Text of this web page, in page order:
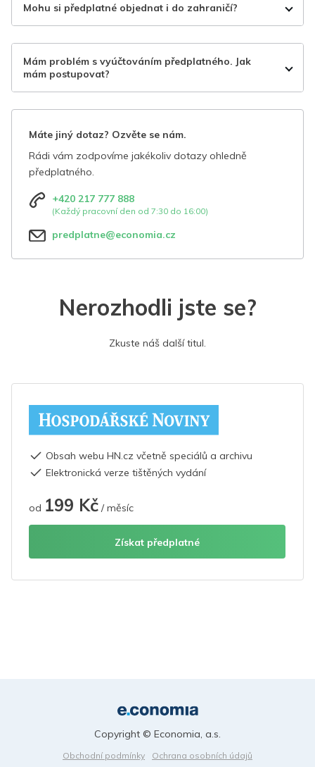
Mohu si předplatné objednat i do zahraničí?
Mám problém s vyúčtováním předplatného. Jak
mám postupovat?
Máte jiný dotaz? Ozvěte se nám.
Rádi vám zodpovíme jakékoliv dotazy ohledně
předplatného.
+420 217 777 888
(Každý pracovní den od 7:30 do 16:00)
predplatne@economia.cz
Nerozhodli jste se?
Zkuste náš další titul.
Obsah webu HN.cz včetně speciálů a archivu
Elektronická verze tištěných vydání
od 199 Kč / měsíc
Získat předplatné
Obchodní podmínky
Ochrana osobních údajů
Copyright © Economia, a.s.